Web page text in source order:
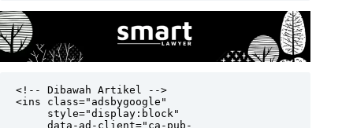
<!-- Dibawah Artikel -->
<ins class="adsbygoogle"